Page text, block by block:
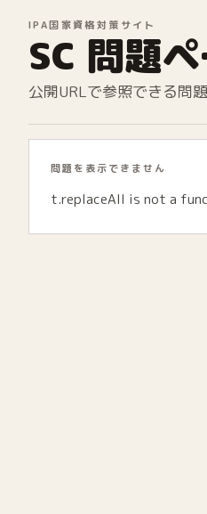
IPA国家資格対策サイト
SC 問題
公開URLで参照できる問
問題を表示できません
t.replaceAll is not a